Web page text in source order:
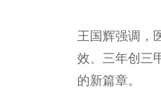
王国辉强调，
效、三年创三
的新篇章。